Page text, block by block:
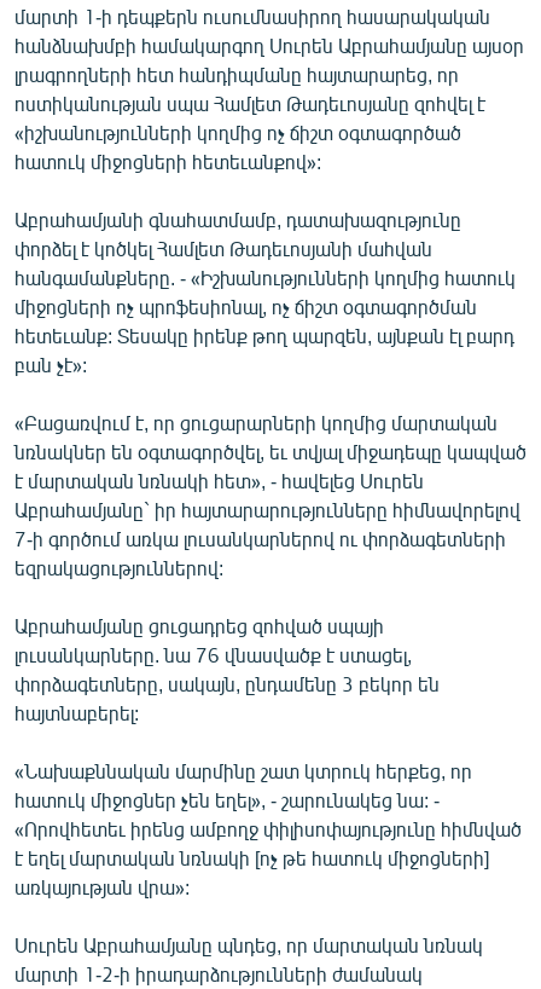
ՏԵՍԱՆՅՈՒԹԵՐ
ԲԱՆԱՎԵՃ
ՁԳՏԵԼՈՎ ԼԱՎԱԳՈՒՅՆԻՆ
ՓՈԴՔԱՍԹ
Հայերեն
English
Русский
ՀԵՏԵՎԵՔ ՄԵԶ
«Ազատության» բոլոր կայքերը
մարտի 1-ի դեպքերն ուսումնասիրող հասարակական
հանձնախմբի համակարգող Սուրեն Աբրահամյանը այսօր
լրագրողների հետ հանդիպմանը հայտարարեց, որ
ոստիկանության սպա Համլետ Թադեւոսյանը զոհվել է
«իշխանությունների կողմից ոչ ճիշտ օգտագործած
հատուկ միջոցների հետեւանքով»:
Աբրահամյանի գնահատմամբ, դատախազությունը
փորձել է կոծկել Համլետ Թադեւոսյանի մահվան
հանգամանքները. - «Իշխանությունների կողմից հատուկ
միջոցների ոչ պրոֆեսիոնալ, ոչ ճիշտ օգտագործման
հետեւանք: Տեսակը իրենք թող պարզեն, այնքան էլ բարդ
բան չէ»:
«Բացառվում է, որ ցուցարարների կողմից մարտական
նռնակներ են օգտագործվել, եւ տվյալ միջադեպը կապված
է մարտական նռնակի հետ», - հավելեց Սուրեն
Աբրահամյանը` իր հայտարարությունները հիմնավորելով
7-ի գործում առկա լուսանկարներով ու փորձագետների
եզրակացություններով:
Աբրահամյանը ցուցադրեց զոհված սպայի
լուսանկարները. նա 76 վնասվածք է ստացել,
փորձագետները, սակայն, ընդամենը 3 բեկոր են
հայտնաբերել:
«Նախաքննական մարմինը շատ կտրուկ հերքեց, որ
հատուկ միջոցներ չեն եղել», - շարունակեց նա: -
«Որովհետեւ իրենց ամբողջ փիլիսոփայությունը հիմնված
է եղել մարտական նռնակի [ոչ թե հատուկ միջոցների]
առկայության վրա»:
Սուրեն Աբրահամյանը պնդեց, որ մարտական նռնակ
մարտի 1-2-ի իրադարձությունների ժամանակ